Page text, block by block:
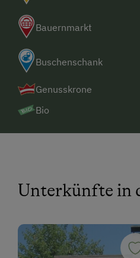
Bauernmarkt
Buschenschank
Genusskrone
Bio
Unterkünfte in